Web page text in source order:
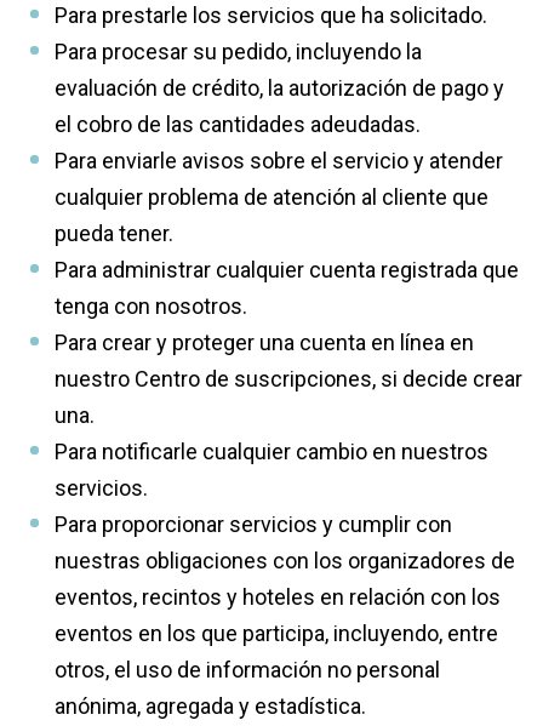
Para prestarle los servicios que ha solicitado.
Para procesar su pedido, incluyendo la
evaluación de crédito, la autorización de pago y
el cobro de las cantidades adeudadas.
Para enviarle avisos sobre el servicio y atender
cualquier problema de atención al cliente que
pueda tener.
Para administrar cualquier cuenta registrada que
tenga con nosotros.
Para crear y proteger una cuenta en línea en
nuestro Centro de suscripciones, si decide crear
una.
Para notificarle cualquier cambio en nuestros
servicios.
Para proporcionar servicios y cumplir con
nuestras obligaciones con los organizadores de
eventos, recintos y hoteles en relación con los
eventos en los que participa, incluyendo, entre
otros, el uso de información no personal
anónima, agregada y estadística.